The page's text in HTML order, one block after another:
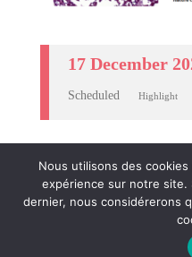
17 December
Scheduled Highlight
Crédits et mentions
Nous utilisons des
expérience sur notre site.
dernier, nous considérerons